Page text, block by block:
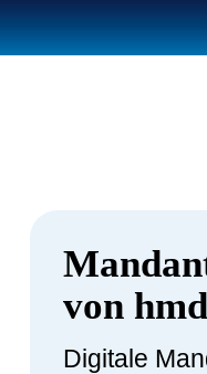
von hmd
Digitale